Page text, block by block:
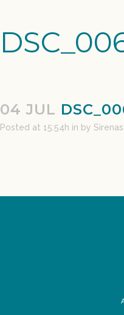
04 JUL
Posted at 15:54h in by